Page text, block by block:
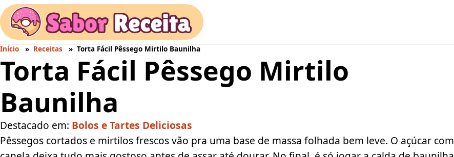
Início Receitas Torta Fácil Pêssego Mirtilo Baunilha
Torta Fácil Pêssego Mirtilo
Baunilha
Destacado em: Bolos e Tartes Deliciosas
Pêssegos cortados e mirtilos frescos vão pra uma base de massa folhada bem leve. O açúcar com